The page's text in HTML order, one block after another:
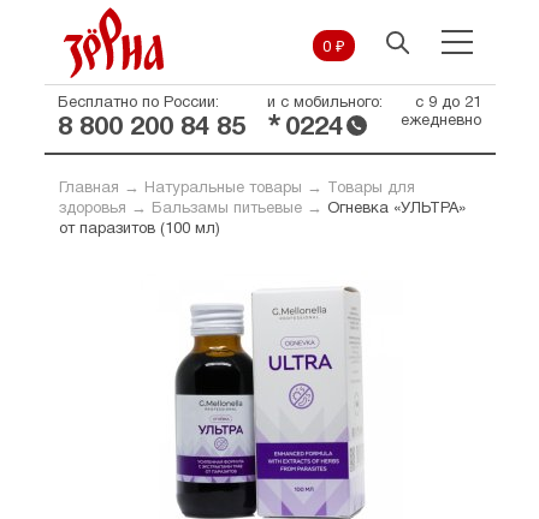
0 ₽
Бесплатно по России:
8 800 200 84 85
и с мобильного:
* 0224
с 9 до 21
ежедневно
Главная → Натуральные товары →
Товары для
здоровья → Бальзамы питьевые→ Огневка «УЛЬТРА»
от паразитов (100 мл)